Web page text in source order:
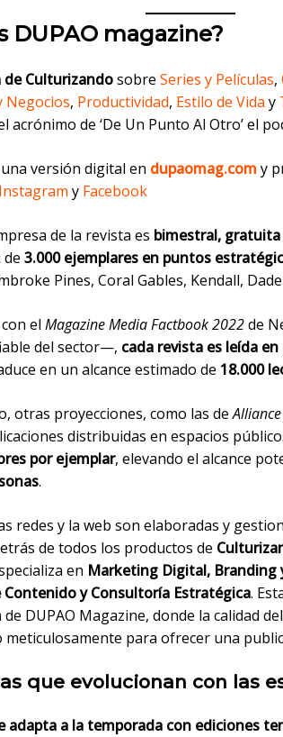
DUPAO magazine?
de Culturizandosobre Series y Películas,
Negocios, Productividad, Estilo de Vida y
acrónimo de ‘De Un Punto Al Otro’ el
versión digital en dupaomag.com y
Instagram y Facebook
de la revista es bimestral, gratuita
3.000 ejemplares en puntos
Pines, Coral Gables, Kendall,
el Magazine Media Factbook 2022de
del sector—, cada revista es leída
en un alcance estimado de 18.000
otras proyecciones, como las de
distribuidas en espacios
por ejemplar, elevando el alcance
.
redes y la web son elaboradas y
de todos los productos de
en Marketing Digital, Branding
Contenido y Consultoría Estratégica.
DUPAO Magazine, donde la calidad
meticulosamente para ofrecer una
que evolucionan con las
adapta a la temporada con ediciones